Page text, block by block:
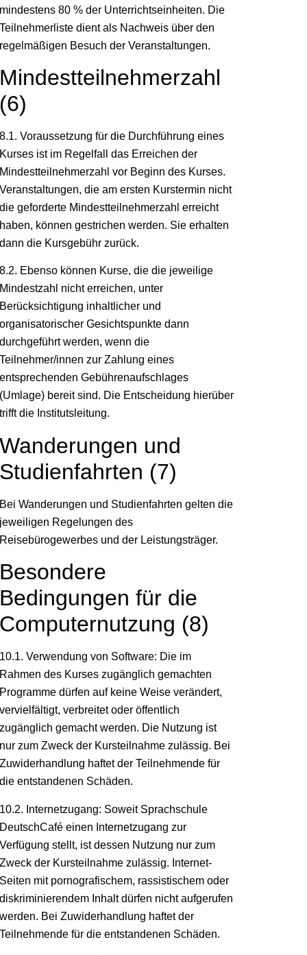
mindestens 80 % der Unterrichtseinheiten. Die
Teilnehmerliste dient als Nachweis über den
regelmäßigen Besuch der Veranstaltungen.
Mindestteilnehmerzahl
(6)
8.1. Voraussetzung für die Durchführung eines
Kurses ist im Regelfall das Erreichen der
Mindestteilnehmerzahl vor Beginn des Kurses.
Veranstaltungen, die am ersten Kurstermin nicht
die geforderte Mindestteilnehmerzahl erreicht
haben, können gestrichen werden. Sie erhalten
dann die Kursgebühr zurück.
8.2. Ebenso können Kurse, die die jeweilige
Mindestzahl nicht erreichen, unter
Berücksichtigung inhaltlicher und
organisatorischer Gesichtspunkte dann
durchgeführt werden, wenn die
Teilnehmer/innen zur Zahlung eines
entsprechenden Gebührenaufschlages
(Umlage) bereit sind. Die Entscheidung hierüber
trifft die Institutsleitung.
Wanderungen und
Studienfahrten (7)
Bei Wanderungen und Studienfahrten gelten die
jeweiligen Regelungen des
Reisebürogewerbes und der Leistungsträger.
Besondere
Bedingungen für die
Computernutzung (8)
10.1. Verwendung von Software: Die im
Rahmen des Kurses zugänglich gemachten
Programme dürfen auf keine Weise verändert,
vervielfältigt, verbreitet oder öffentlich
zugänglich gemacht werden. Die Nutzung ist
nur zum Zweck der Kursteilnahme zulässig. Bei
Zuwiderhandlung haftet der Teilnehmende für
die entstandenen Schäden.
10.2. Internetzugang: Soweit Sprachschule
DeutschCafé einen Internetzugang zur
Verfügung stellt, ist dessen Nutzung nur zum
Zweck der Kursteilnahme zulässig. Internet-
Seiten mit pornografischem, rassistischem oder
diskriminierendem Inhalt dürfen nicht aufgerufen
werden. Bei Zuwiderhandlung haftet der
Teilnehmende für die entstandenen Schäden.